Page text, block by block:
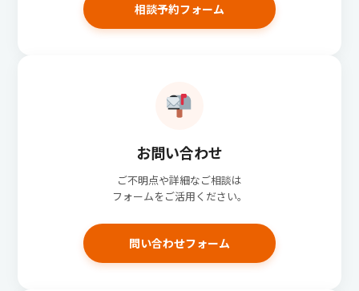
相談予約フォーム
お問い合わせ
ご不明点や詳細なご相談は
フォームをご活用ください。
問い合わせフォーム